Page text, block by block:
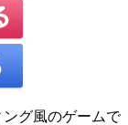
グ風のゲームで